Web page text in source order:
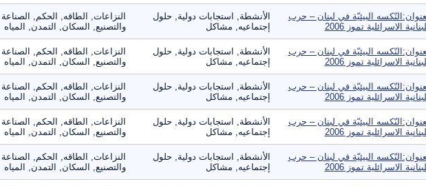
البيئيّة في لبنان – حرب
الاسرائلية تموز 2006
الأنشطة, استجابات دولية, حلول
إجتماعيه, مشاكل
النزاعات, الطاقه, الحكم, الصناعة
والتصنيع, السكان, التمدن, المياه
البيئيّة في لبنان – حرب
الاسرائلية تموز 2006
الأنشطة, استجابات دولية, حلول
إجتماعيه, مشاكل
النزاعات, الطاقه, الحكم, الصناعة
والتصنيع, السكان, التمدن, المياه
البيئيّة في لبنان – حرب
الاسرائلية تموز 2006
الأنشطة, استجابات دولية, حلول
إجتماعيه, مشاكل
النزاعات, الطاقه, الحكم, الصناعة
والتصنيع, السكان, التمدن, المياه
البيئيّة في لبنان – حرب
الاسرائلية تموز 2006
الأنشطة, استجابات دولية, حلول
إجتماعيه, مشاكل
النزاعات, الطاقه, الحكم, الصناعة
والتصنيع, السكان, التمدن, المياه
البيئيّة في لبنان – حرب
الاسرائلية تموز 2006
الأنشطة, استجابات دولية, حلول
إجتماعيه, مشاكل
النزاعات, الطاقه, الحكم, الصناعة
والتصنيع, السكان, التمدن, المياه